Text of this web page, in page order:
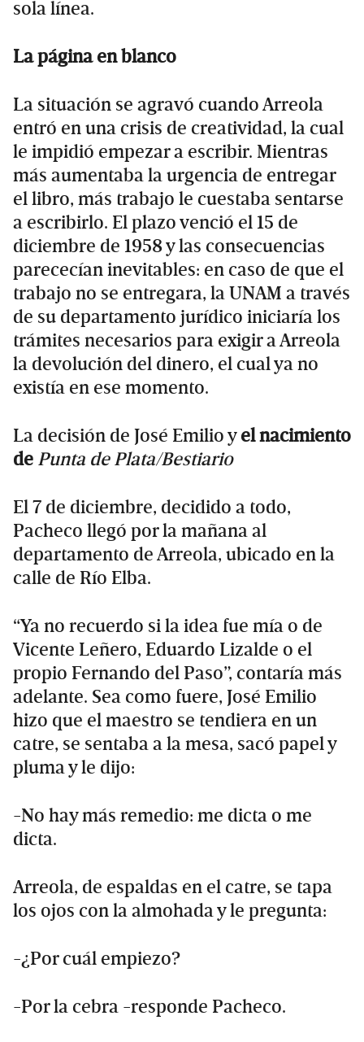
sola línea.
La página en blanco
La situación se agravó cuando Arreola
entró en una crisis de creatividad, la cual
le impidió empezar a escribir. Mientras
más aumentaba la urgencia de entregar
el libro, más trabajo le cuestaba sentarse
a escribirlo. El plazo venció el 15 de
diciembre de 1958 y las consecuencias
parececían inevitables: en caso de que el
trabajo no se entregara, la UNAM a través
de su departamento jurídico iniciaría los
trámites necesarios para exigir a Arreola
la devolución del dinero, el cual ya no
existía en ese momento.
La decisión de José Emilio yel nacimiento
de Punta de Plata/Bestiario
El 7 de diciembre, decidido a todo,
Pacheco llegó por la mañana al
departamento de Arreola, ubicado en la
calle de Río Elba.
“Ya no recuerdo si la idea fue mía o de
Vicente Leñero, Eduardo Lizalde o el
propio Fernando del Paso”, contaría más
adelante. Sea como fuere, José Emilio
hizo que el maestro se tendiera en un
catre, se sentaba a la mesa, sacó papel y
pluma y le dijo:
-No hay más remedio: me dicta o me
dicta.
Arreola, de espaldas en el catre, se tapa
los ojos con la almohada y le pregunta:
-¿Por cuál empiezo?
-Por la cebra -responde Pacheco.